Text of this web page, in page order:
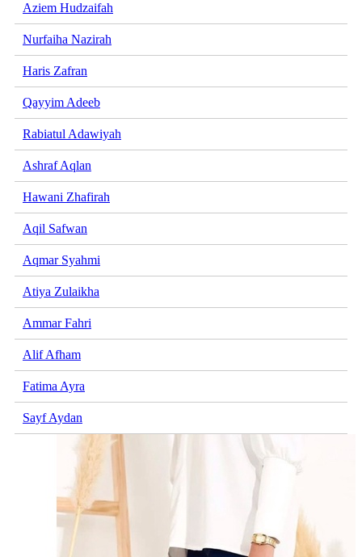
Aziem Hudzaifah
Nurfaiha Nazirah
Haris Zafran
Qayyim Adeeb
Rabiatul Adawiyah
Ashraf Aqlan
Hawani Zhafirah
Aqil Safwan
Aqmar Syahmi
Atiya Zulaikha
Ammar Fahri
Alif Afham
Fatima Ayra
Sayf Aydan